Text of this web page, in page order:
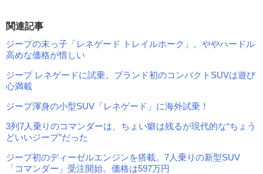
関連記事
ジープの末っ子「レネゲード トレイルホーク」。ややハードル
高めな価格が惜しい
ジープ レネゲードに試乗。ブランド初のコンパクトSUVは遊び
心満載
ジープ渾身の小型SUV「レネゲード」に海外試乗！
3列7人乗りのコマンダーは、ちょい癖は残るが現代的な“ちょう
どいいジープ”だった
ジープ初のディーゼルエンジンを搭載。7人乗りの新型SUV
「コマンダー」受注開始。価格は597万円